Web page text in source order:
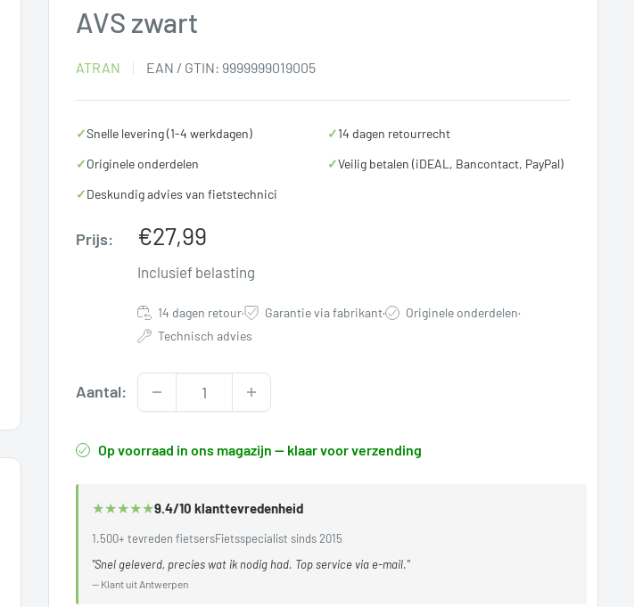
AVS zwart
ATRAN EAN / GTIN: 9999999019005
✓Snelle levering (1-4 werkdagen) ✓14 dagen retourrecht
✓Originele onderdelen ✓Veilig betalen (iDEAL, Bancontact, PayPal)
✓Deskundig advies van fietstechnici
Prijs: Verkoopprijs
€27,99
Inclusief belasting
14 dagen retour· Garantie via fabrikant· Originele onderdelen·
Technisch advies
Aantal:
Op voorraad in ons magazijn — klaar voor verzending
★★★★★9.4/10 klanttevredenheid
1.500+ tevreden fietsersFietsspecialist sinds 2015
"Snel geleverd, precies wat ik nodig had. Top service via e-mail."
— Klant uit Antwerpen